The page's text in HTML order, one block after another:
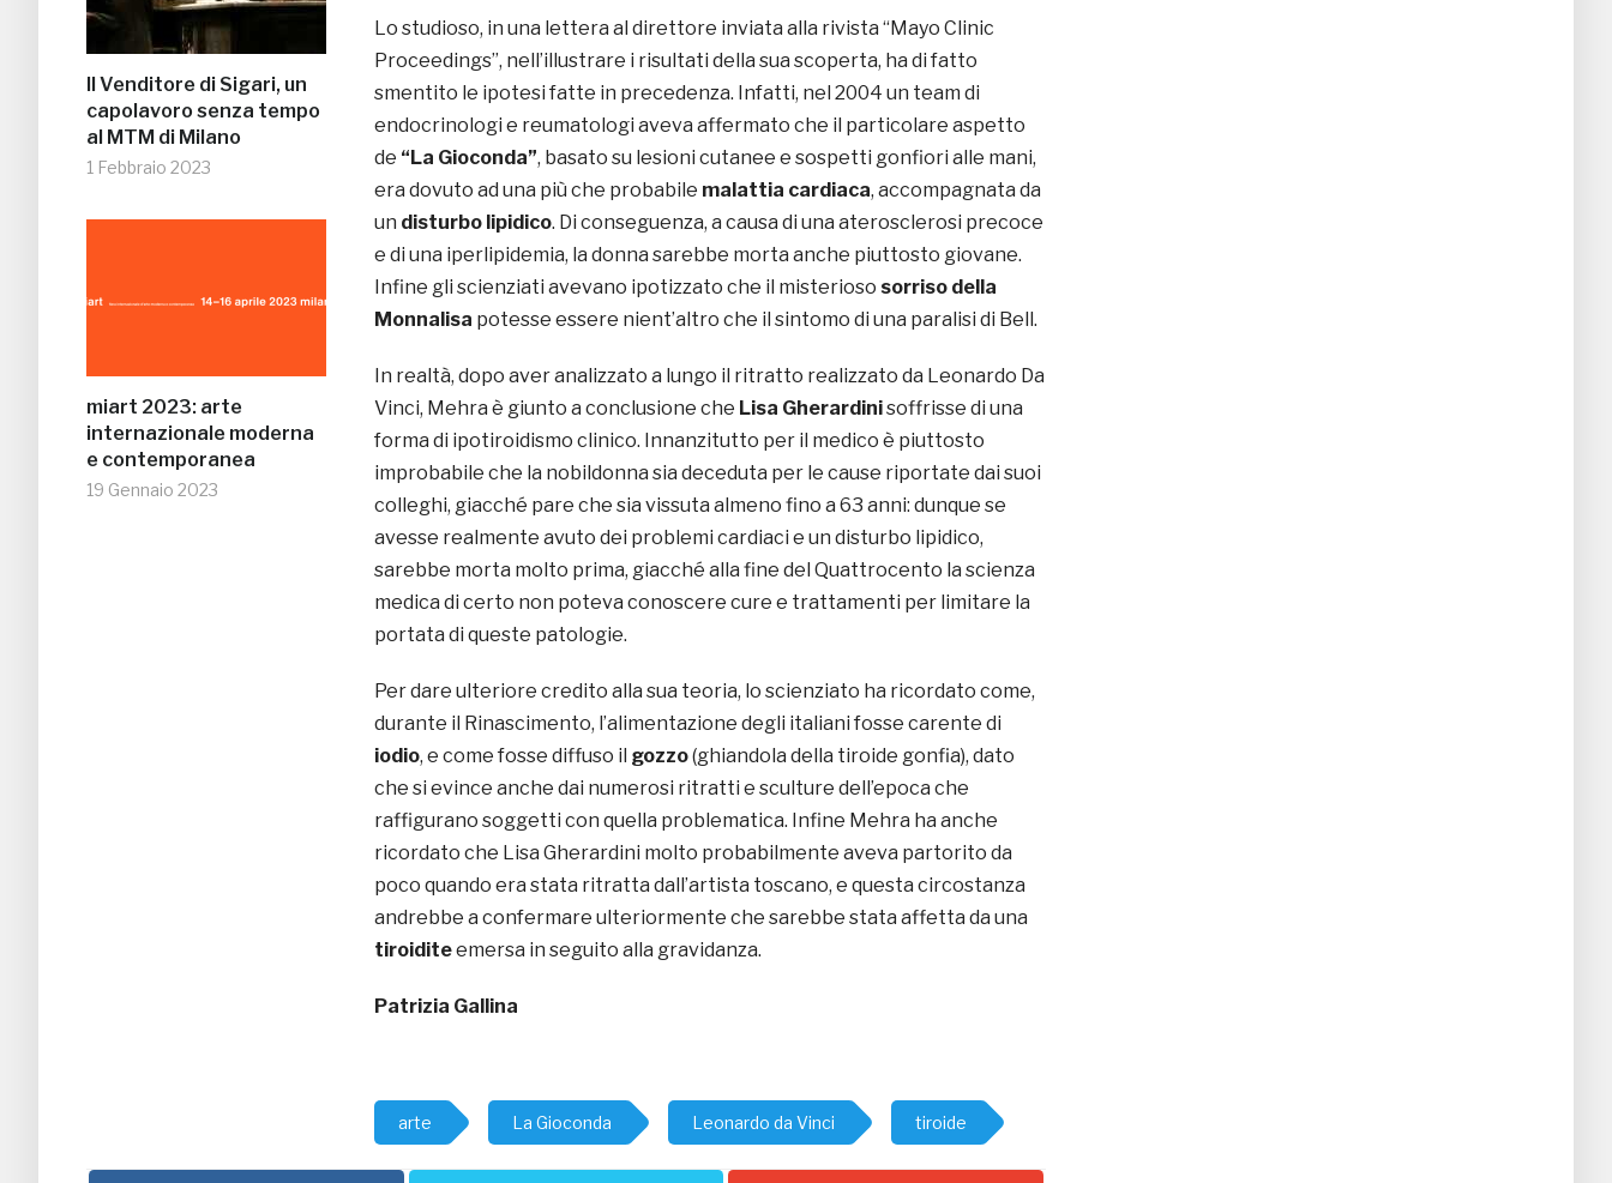
Il Venditore di Sigari, un
capolavoro senza tempo
al MTM di Milano
1 Febbraio 2023
miart 2023: arte
internazionale moderna
e contemporanea
19 Gennaio 2023
Lo studioso, in una lettera al direttore inviata alla rivista “Mayo Clinic
Proceedings”, nell’illustrare i risultati della sua scoperta, ha di fatto
smentito le ipotesi fatte in precedenza. Infatti, nel 2004 un team di
endocrinologi e reumatologi aveva affermato che il particolare aspetto
de “La Gioconda”, basato su lesioni cutanee e sospetti gonfiori alle mani,
era dovuto ad una più che probabile malattia cardiaca, accompagnata da
un disturbo lipidico. Di conseguenza, a causa di una aterosclerosi precoce
e di una iperlipidemia, la donna sarebbe morta anche piuttosto giovane.
Infine gli scienziati avevano ipotizzato che il misterioso sorriso della
Monnalisa potesse essere nient’altro che il sintomo di una paralisi di Bell.
In realtà, dopo aver analizzato a lungo il ritratto realizzato da Leonardo Da
Vinci, Mehra è giunto a conclusione che Lisa Gherardinisoffrisse di una
forma di ipotiroidismo clinico. Innanzitutto per il medico è piuttosto
improbabile che la nobildonna sia deceduta per le cause riportate dai suoi
colleghi, giacché pare che sia vissuta almeno fino a 63 anni: dunque se
avesse realmente avuto dei problemi cardiaci e un disturbo lipidico,
sarebbe morta molto prima, giacché alla fine del Quattrocento la scienza
medica di certo non poteva conoscere cure e trattamenti per limitare la
portata di queste patologie.
Per dare ulteriore credito alla sua teoria, lo scienziato ha ricordato come,
durante il Rinascimento, l’alimentazione degli italiani fosse carente di
iodio, e come fosse diffuso il gozzo(ghiandola della tiroide gonfia), dato
che si evince anche dai numerosi ritratti e sculture dell’epoca che
raffigurano soggetti con quella problematica. Infine Mehra ha anche
ricordato che Lisa Gherardini molto probabilmente aveva partorito da
poco quando era stata ritratta dall’artista toscano, e questa circostanza
andrebbe a confermare ulteriormente che sarebbe stata affetta da una
tiroiditeemersa in seguito alla gravidanza.
Patrizia Gallina
arte La Gioconda Leonardo da Vinci tiroide